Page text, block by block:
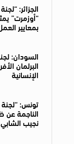
الجزائر:
“أوزمرت”
بمعايير
السودان:
البرلمان
الإنسانية
تونس: “لجنة
الناجمة عن
نجيب